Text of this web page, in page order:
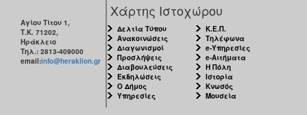
Αγίου Τίτου 1,
Τ.Κ. 71202,
Ηράκλειο
Τηλ.: 2813-409000
email:info@heraklion.gr
Χάρτης Ιστοχώρου
Δελτία Τύπου
Ανακοινώσεις
Διαγωνισμοί
Προσλήψεις
Διαβουλεύσεις
Εκδηλώσεις
Ο Δήμος
Υπηρεσίες
Κ.Ε.Π.
Τηλέφωνα
e-Υπηρεσίες
e-Αιτήματα
Η Πόλη
Ιστορία
Κνωσός
Μουσεία